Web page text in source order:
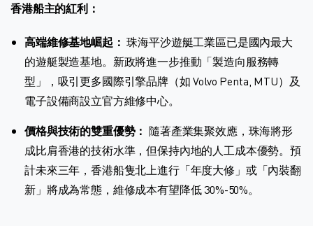
香港船主的紅利：
高端維修基地崛起： 珠海平沙遊艇工業區已是國內最大
的遊艇製造基地。新政將進一步推動「製造向服務轉
型」，吸引更多國際引擎品牌（如 Volvo Penta, MTU）及
電子設備商設立官方維修中心。
價格與技術的雙重優勢： 隨著產業集聚效應，珠海將形
成比肩香港的技術水準，但保持內地的人工成本優勢。預
計未來三年，香港船隻北上進行「年度大修」或「內裝翻
新」將成為常態，維修成本有望降低 30%-50%。